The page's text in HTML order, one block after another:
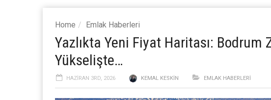
Home Emlak Haberleri
Yazlıkta Yeni Fiyat Haritası: Bodrum
Yükselişte…
HAZIRAN 3RD, 2026 KEMAL KESKIN EMLAK HABERLERI